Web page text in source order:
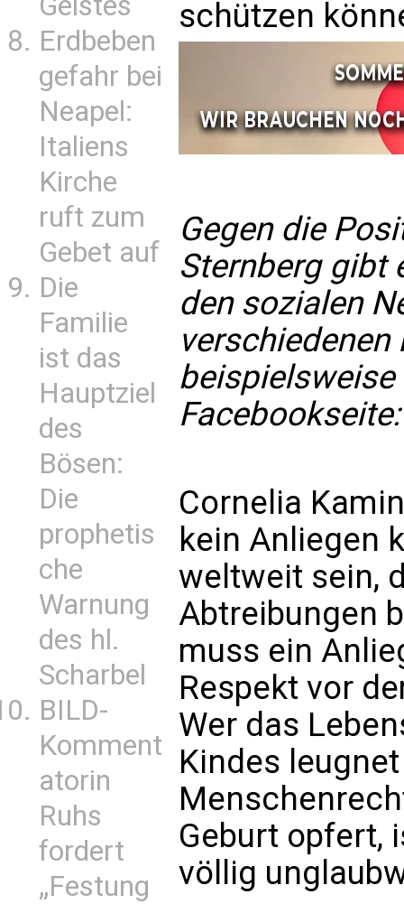
Erdbeben
gefahr bei
Neapel:
Italiens
Kirche
ruft zum
Gebet auf
Die
Familie
ist das
Hauptziel
des
Bösen:
Die
prophetis
che
Warnung
des hl.
Scharbel
BILD-
Komment
atorin
Ruhs
fordert
„Festung
schützen
Gegen die
Sternberg gibt
den sozialen
Facebookseite:
Cornelia
kein Anliegen
weltweit sein,
Abtreibungen
muss ein
Respekt vor
Wer das
Kindes
Geburt opfert,
völlig